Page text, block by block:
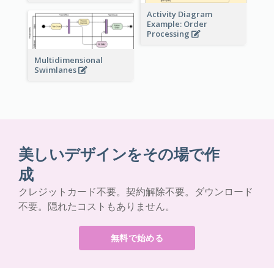
Activity Diagram
Example: Order
Processing
Multidimensional
Swimlanes
美しいデザインをその場で作
成
クレジットカード不要。契約解除不要。ダウンロード
不要。隠れたコストもありません。
無料で始める